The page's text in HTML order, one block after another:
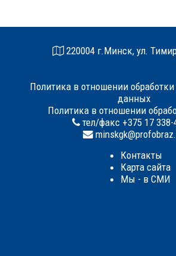
220004 г.Минск, ул.
Политика в отношении
данных
Политика в отношении
тел/факс +375 17 338-
Контакты
Карта сайта
Мы - в СМИ